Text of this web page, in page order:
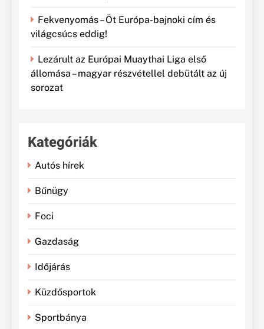
Fekvenyomás – Öt Európa-bajnoki cím és
világcsúcs eddig!
Lezárult az Európai Muaythai Liga első
állomása – magyar részvétellel debütált az új
sorozat
Kategóriák
Autós hírek
Bűnügy
Foci
Gazdaság
Időjárás
Küzdősportok
Sportbánya